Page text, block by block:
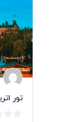
صومعه سرا
آب و
تمام
تور